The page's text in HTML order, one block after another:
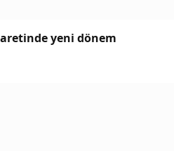
yeni dönem